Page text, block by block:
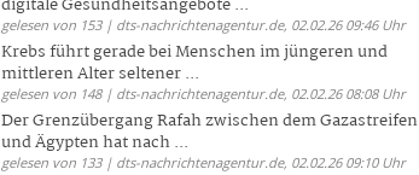
gelesen von 153 | dts-nachrichtenagentur.de, 02.02.26 09:46 Uhr
Krebs führt gerade bei Menschen im jüngeren und
mittleren Alter seltener ...
gelesen von 148 | dts-nachrichtenagentur.de, 02.02.26 08:08 Uhr
Der Grenzübergang Rafah zwischen dem Gazastreifen
und Ägypten hat nach ...
gelesen von 133 | dts-nachrichtenagentur.de, 02.02.26 09:10 Uhr